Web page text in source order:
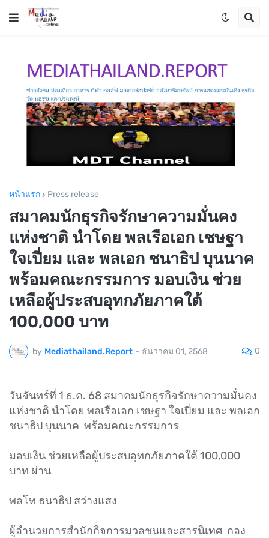
หน้าแรก Press release
สมาคมนักธุรกิจรักษาความมั่นคง
แห่งชาติ นำโดย พลเรือเอก เชษฐา
ใจเปี่ยม และ พลเอก ชนาธิป บุนนาค
พร้อมคณะกรรมการ มอบเงิน ช่วย
เหลือผู้ประสบอุทกภัยภาคใต้
100,000 บาท
by Mediathailand.Report - ธันวาคม 01, 2568 0
วันจันทร์ที่ 1 ธ.ค. 68 สมาคมนักธุรกิจรักษาความมั่นคง
แห่งชาติ นำโดย พลเรือเอก เชษฐา ใจเปี่ยม และ พลเอก
ชนาธิป บุนนาค พร้อมคณะกรรมการ
มอบเงิน ช่วยเหลือผู้ประสบอุทกภัยภาคใต้ 100,000
บาท ผ่าน
พลโท ธนาธิป สว่างแสง
ผู้อำนวยการสำนักกิจการมวลชนและสารนิเทศ กอง